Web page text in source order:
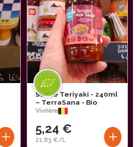
+
Sauce Teriyaki - 240ml
– TerraSana - Bio
Vivrière
5,24 €
21,83 €/L +